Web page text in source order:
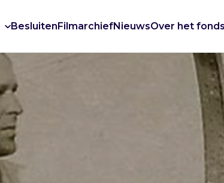
BesluitenFilmarchiefNieuwsOver het fonds